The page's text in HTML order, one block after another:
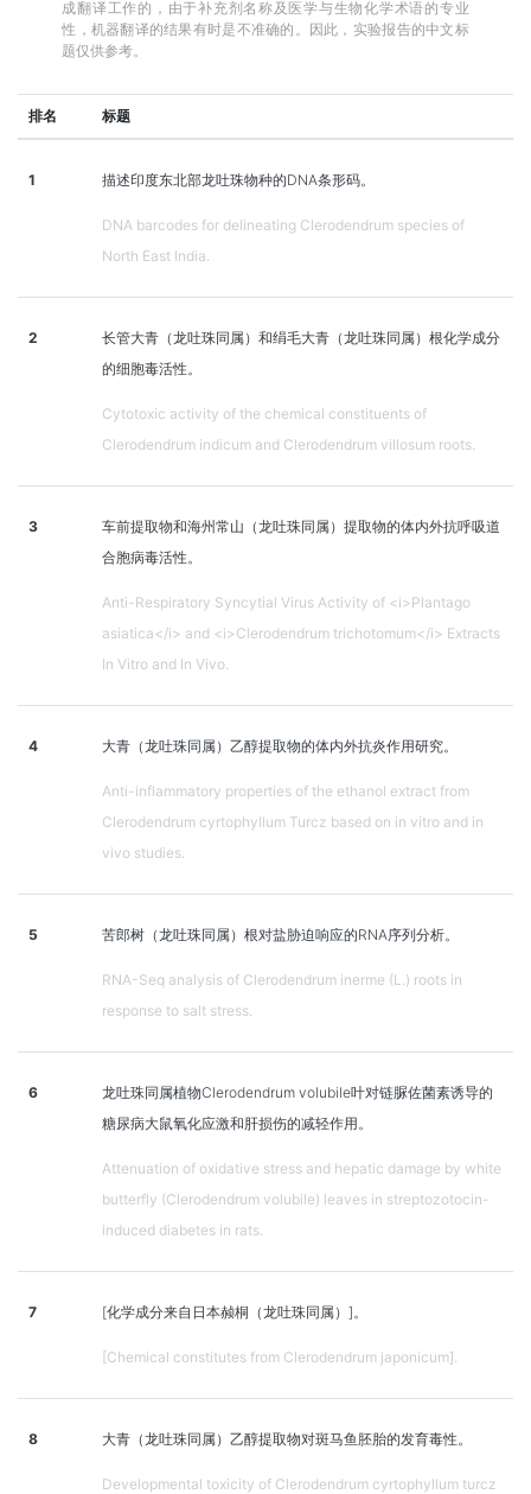
成翻译工作的，由于补充剂名称及医学与生物化学术语的专业
性，机器翻译的结果有时是不准确的。因此，实验报告的中文标
题仅供参考。
排名 标题
1 描述印度东北部龙吐珠物种的DNA条形码。
DNA barcodes for delineating Clerodendrum species of
North East India.
2
长管大青（龙吐珠同属）和绢毛大青（龙吐珠同属）根化学成分
的细胞毒活性。
Cytotoxic activity of the chemical constituents of
Clerodendrum indicum and Clerodendrum villosum roots.
3
车前提取物和海州常山（龙吐珠同属）提取物的体内外抗呼吸道
合胞病毒活性。
Anti-Respiratory Syncytial Virus Activity of <i>Plantago
asiatica</i> and <i>Clerodendrum trichotomum</i> Extracts
In Vitro and In Vivo.
4 大青（龙吐珠同属）乙醇提取物的体内外抗炎作用研究。
Anti-inflammatory properties of the ethanol extract from
Clerodendrum cyrtophyllum Turcz based on in vitro and in
vivo studies.
5 苦郎树（龙吐珠同属）根对盐胁迫响应的RNA序列分析。
RNA-Seq analysis of Clerodendrum inerme (L.) roots in
response to salt stress.
6
龙吐珠同属植物Clerodendrum volubile叶对链脲佐菌素诱导的
糖尿病大鼠氧化应激和肝损伤的减轻作用。
Attenuation of oxidative stress and hepatic damage by white
butterfly (Clerodendrum volubile) leaves in streptozotocin-
induced diabetes in rats.
7 [化学成分来自日本赪桐（龙吐珠同属）]。
[Chemical constitutes from Clerodendrum japonicum].
8 大青（龙吐珠同属）乙醇提取物对斑马鱼胚胎的发育毒性。
Developmental toxicity of Clerodendrum cyrtophyllum turcz